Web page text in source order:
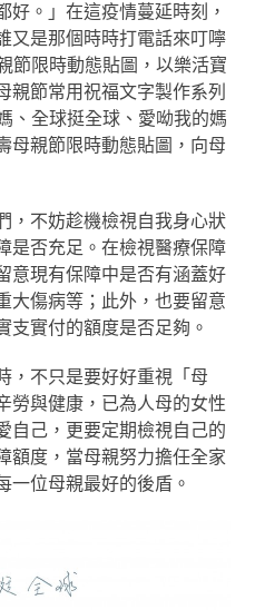
好。」在這疫情蔓延時刻，
又是那個時時打電話來叮嚀
節限時動態貼圖，以樂活寶
親節常用祝福文字製作系列
、全球挺全球、愛呦我的媽
母親節限時動態貼圖，向母
，不妨趁機檢視自我身心狀
是否充足。在檢視醫療保障
意現有保障中是否有涵蓋好
大傷病等；此外，也要留意
支實付的額度是否足夠。
，不只是要好好重視「母
勞與健康，已為人母的女性
自己，更要定期檢視自己的
額度，當母親努力擔任全家
一位母親最好的後盾。